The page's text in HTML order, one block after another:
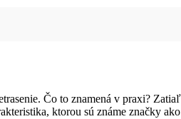
Čo to znamená v praxi?
ktorou sú známe značky